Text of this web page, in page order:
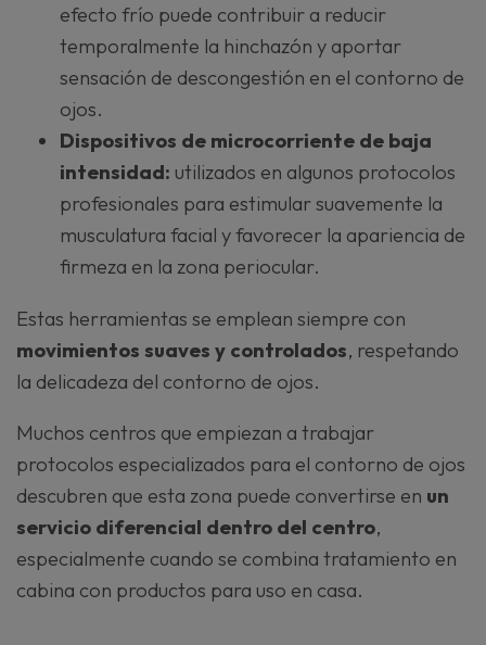
efecto frío puede contribuir a reducir
temporalmente la hinchazón y aportar
sensación de descongestión en el contorno de
ojos.
Dispositivos de microcorriente de baja
intensidad: utilizados en algunos protocolos
profesionales para estimular suavemente la
musculatura facial y favorecer la apariencia de
firmeza en la zona periocular.
Estas herramientas se emplean siempre con
movimientos suaves y controlados, respetando
la delicadeza del contorno de ojos.
Muchos centros que empiezan a trabajar
protocolos especializados para el contorno de ojos
descubren que esta zona puede convertirse en un
servicio diferencial dentro del centro,
especialmente cuando se combina tratamiento en
cabina con productos para uso en casa.